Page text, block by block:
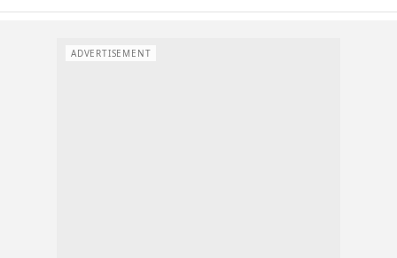
ADVERTISEMENT